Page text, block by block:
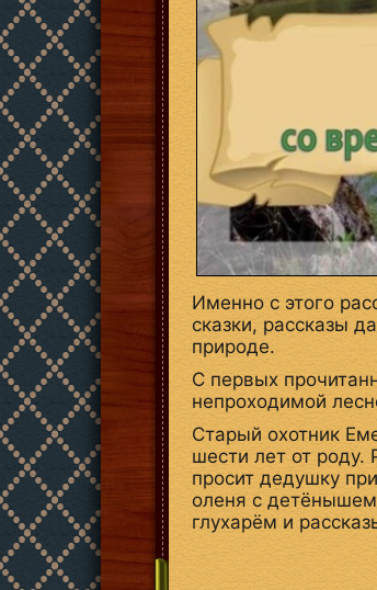
Именно с этого
сказки, рассказы
природе.
С первых
непроходимой
Старый охотник
шести лет от роду.
просит дедушку
оленя с
глухарём и